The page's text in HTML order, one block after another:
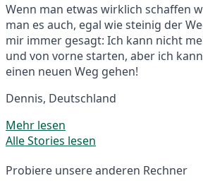
Wenn man etwas wirklich schaffen
man es auch, egal wie steinig der
mir immer gesagt: Ich kann nicht
und von vorne starten, aber ich
einen neuen Weg gehen!
Dennis, Deutschland
Mehr lesen
Alle Stories lesen
Probiere unsere anderen Rechner